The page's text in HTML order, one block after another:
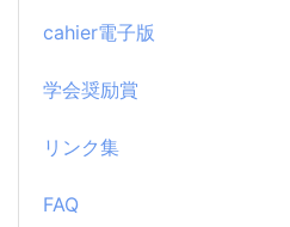
cahier電子版
学会奨励賞
リンク集
FAQ